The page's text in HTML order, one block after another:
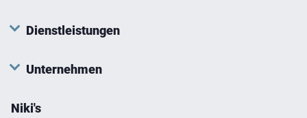
Dienstleistungen
Unternehmen
Niki's